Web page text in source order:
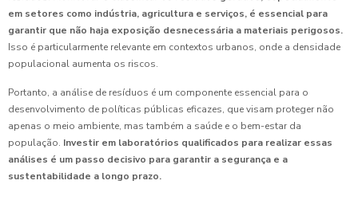
em setores como indústria, agricultura e serviços, é essencial para
garantir que não haja exposição desnecessária a materiais perigosos.
Isso é particularmente relevante em contextos urbanos, onde a densidade
populacional aumenta os riscos.
Portanto, a análise de resíduos é um componente essencial para o
desenvolvimento de políticas públicas eficazes, que visam proteger não
apenas o meio ambiente, mas também a saúde e o bem-estar da
população. Investir em laboratórios qualificados para realizar essas
análises é um passo decisivo para garantir a segurança e a
sustentabilidade a longo prazo.